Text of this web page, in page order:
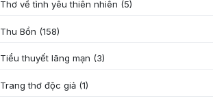
Thơ về tình yêu thiên nhiên (5)
Thu Bồn (158)
Tiểu thuyết lãng mạn (3)
Trang thơ độc giả (1)